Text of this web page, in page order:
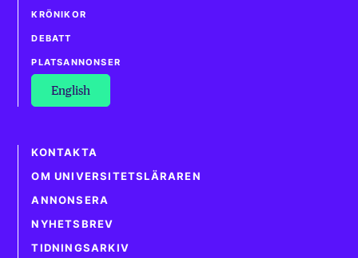
KRÖNIKOR
DEBATT
PLATSANNONSER
English
KONTAKTA
OM UNIVERSITETSLÄRAREN
ANNONSERA
NYHETSBREV
TIDNINGSARKIV